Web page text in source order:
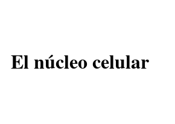
El núcleo celular